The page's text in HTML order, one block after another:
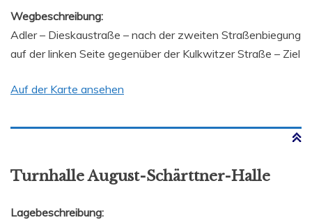
Wegbeschreibung:
Adler – Dieskaustraße – nach der zweiten Straßenbiegung
auf der linken Seite gegenüber der Kulkwitzer Straße – Ziel
Auf der Karte ansehen
Turnhalle August-Schärttner-Halle
Lagebeschreibung: